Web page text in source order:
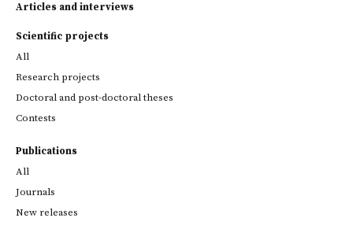
Articles and interviews
Scientific projects
All
Research projects
Doctoral and post-doctoral theses
Contests
Publications
All
Journals
New releases